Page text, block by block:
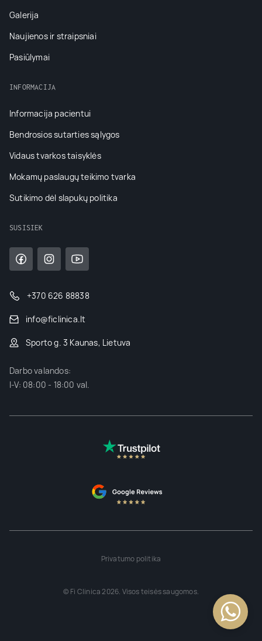
Galerija
Naujienos ir straipsniai
Pasiūlymai
INFORMACIJA
Informacija pacientui
Bendrosios sutarties sąlygos
Vidaus tvarkos taisyklės
Mokamų paslaugų teikimo tvarka
Sutikimo dėl slapukų politika
SUSISIEK
+370 626 88838
info@ficlinica.lt
Sporto g. 3 Kaunas, Lietuva
Darbo valandos:
I-V: 08:00 - 18:00 val.
© Fi Clinica 2026. Visos teisės saugomos.
Privatumo politika